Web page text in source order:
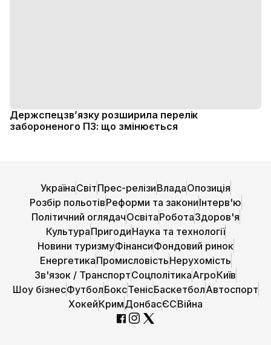
Держспецзв’язку розширила перелік
забороненого ПЗ: що змінюється
УкраїнаСвітПрес-релізиВладаОпозиція
Розбір польотівРеформи та закониІнтерв'ю
Політичний оглядачОсвітаРоботаЗдоров'я
КультураПригодиНаука та технології
Новини туризмуФінансиФондовий ринок
ЕнергетикаПромисловістьНерухомість
Зв'язок / ТранспортСоцполітикаАгроКиїв
Шоу бізнесФутболБоксТенісБаскетболАвтоспорт
ХокейКримДонбасЄСВійна